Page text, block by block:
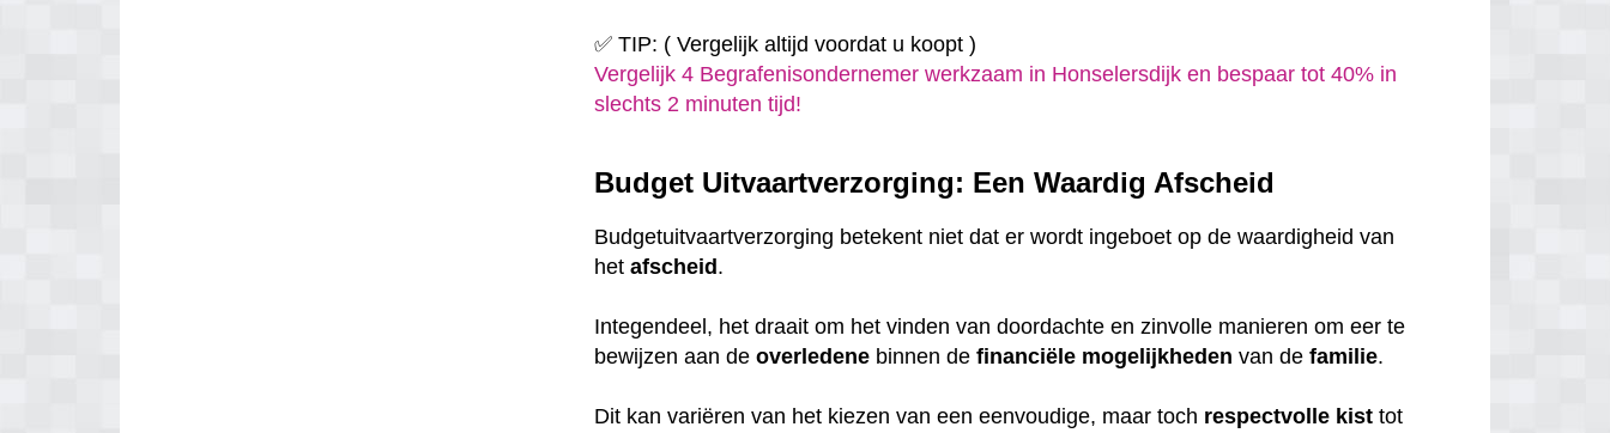
✅ TIP: ( Vergelijk altijd voordat u koopt )
Vergelijk 4 Begrafenisondernemer werkzaam in Honselersdijk en bespaar tot 40% in
slechts 2 minuten tijd!
Budget Uitvaartverzorging: Een Waardig Afscheid
Budgetuitvaartverzorging betekent niet dat er wordt ingeboet op de waardigheid van
hetafscheid .
Integendeel, het draait om het vinden van doordachte en zinvolle manieren om eer te
bewijzen aan deoverledene binnen definanciële mogelijkheden van defamilie.
Dit kan variëren van het kiezen van een eenvoudige, maar toch respectvolle kist tot